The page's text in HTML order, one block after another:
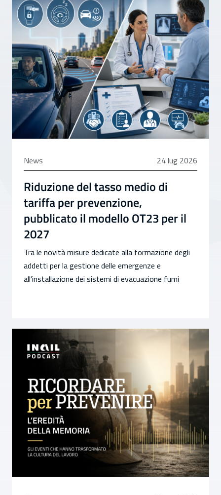
News 24 luglio 2026
24 lug 2026
Riduzione del tasso medio di
tariffa per prevenzione,
pubblicato il modello OT23 per il
2027
Tra le novità misure dedicate alla formazione degli
addetti per la gestione delle emergenze e
all’installazione dei sistemi di evacuazione fumi